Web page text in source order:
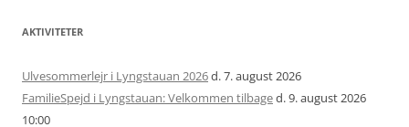
AKTIVITETER
Ulvesommerlejr i Lyngstauan 2026d. 7. august 2026
FamilieSpejd i Lyngstauan: Velkommen tilbaged. 9. august 2026
10:00